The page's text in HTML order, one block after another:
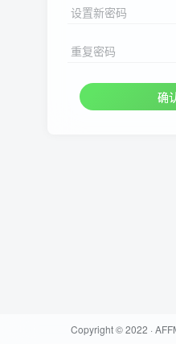
设置新密码
重复密码
确
Copyright © 2022 ·